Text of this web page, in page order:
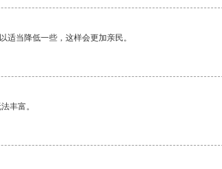
适当降低一些，这样会更加亲民。
丰富。